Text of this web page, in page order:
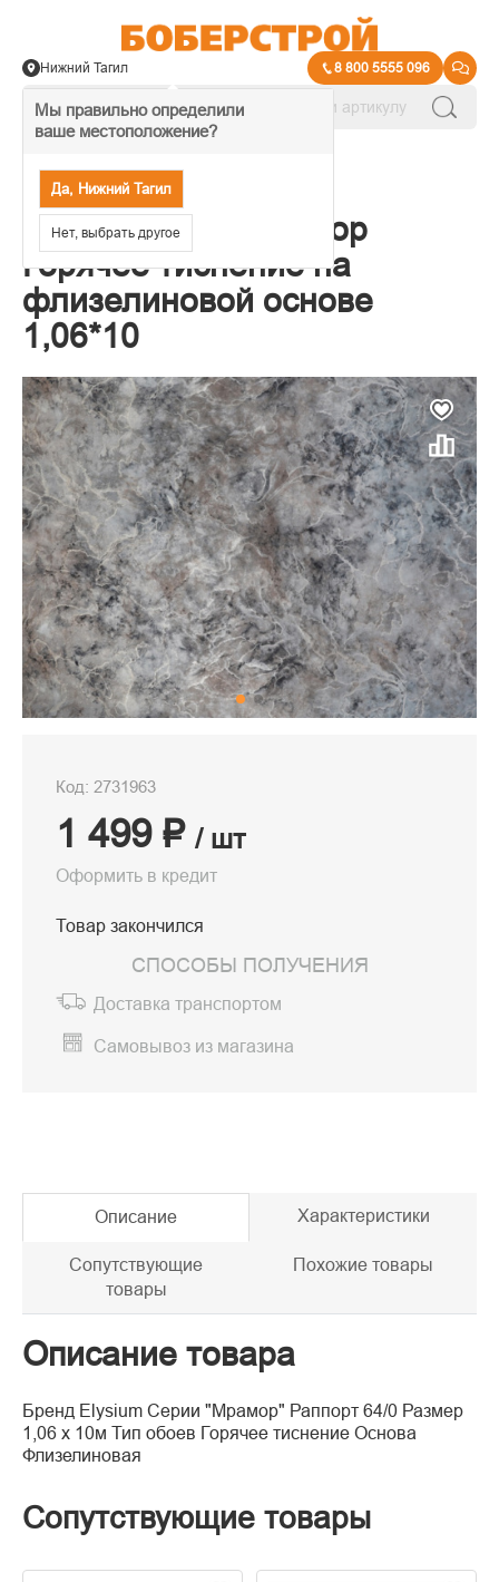
Мы правильно определили
ваше местоположение?
Да, Нижний Тагил
Нет, выбрать другое
Нижний Тагил 8 800 5555 096
Обои Elysium Мрамор
Горячее тиснение на
флизелиновой основе
1,06*10
Код: 2731963
1 499 ₽ / шт
Оформить в кредит
Товар закончился
СПОСОБЫ ПОЛУЧЕНИЯ
Доставка транспортом
Самовывоз из магазина
Описание Характеристики
Сопутствующие
товары
Похожие товары
Описание товара
Бренд Elysium Серии "Мрамор" Раппорт 64/0 Размер
1,06 х 10м Тип обоев Горячее тиснение Основа
Флизелиновая
Сопутствующие товары